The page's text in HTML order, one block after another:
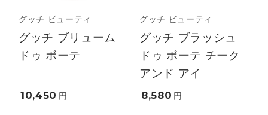
グッチ ビューティ
グッチ ブリューム
ドゥ ボーテ
10,450 円
グッチ ビューティ
グッチ ブラッシュ
ドゥ ボーテ チーク
アンド アイ
8,580 円